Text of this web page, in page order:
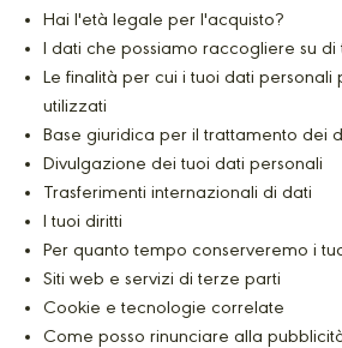
Hai l'età legale per l'acquisto?
I dati che possiamo raccogliere su di
Le finalità per cui i tuoi dati personali
utilizzati
Base giuridica per il trattamento dei
Divulgazione dei tuoi dati personali
Trasferimenti internazionali di dati
I tuoi diritti
Per quanto tempo conserveremo i
Siti web e servizi di terze parti
Cookie e tecnologie correlate
Come posso rinunciare alla